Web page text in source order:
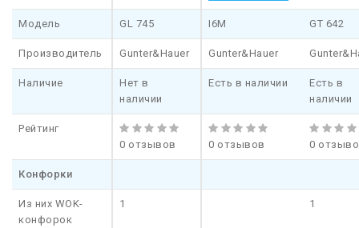
Модель GL 745 I6M GT 642
Производитель Gunter&Hauer Gunter&Hauer
Наличие
Нет в
наличии
Есть в наличии
Есть в
наличии
Рейтинг
0 отзывов
0 отзывов 0
Конфорки
Из них WOK-
конфорок
1 1